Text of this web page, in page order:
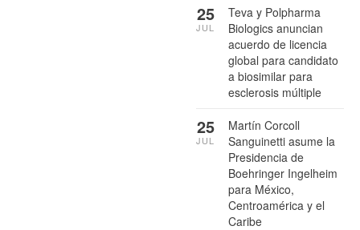
Teva y Polpharma
Biologics anuncian
acuerdo de licencia
global para candidato
a biosimilar para
esclerosis múltiple
25
JUL
Martín Corcoll
Sanguinetti asume la
Presidencia de
Boehringer Ingelheim
para México,
Centroamérica y el
Caribe
25
JUL